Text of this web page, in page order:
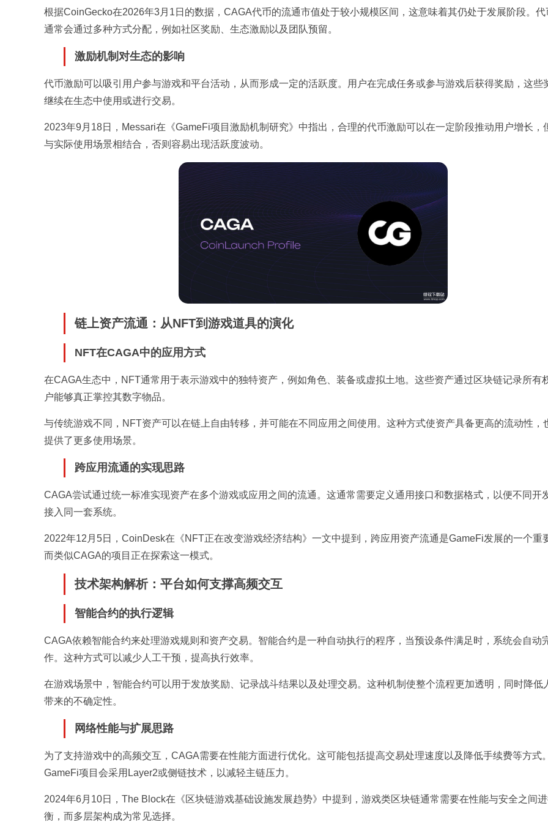
根据CoinGecko在2026年3月1日的数据，CAGA代币的流通市值处于较小规模区间，这意味着其仍处于发展阶段。代
通常会通过多种方式分配，例如社区奖励、生态激励以及团队预留。
激励机制对生态的影响
代币激励可以吸引用户参与游戏和平台活动，从而形成一定的活跃度。用户在完成任务或参与游戏后获得奖励，这些
继续在生态中使用或进行交易。
2023年9月18日，Messari在《GameFi项目激励机制研究》中指出，合理的代币激励可以在一定阶段推动用户增长，
与实际使用场景相结合，否则容易出现活跃度波动。
链上资产流通：从NFT到游戏道具的演化
NFT在CAGA中的应用方式
在CAGA生态中，NFT通常用于表示游戏中的独特资产，例如角色、装备或虚拟土地。这些资产通过区块链记录所有
户能够真正掌控其数字物品。
与传统游戏不同，NFT资产可以在链上自由转移，并可能在不同应用之间使用。这种方式使资产具备更高的流动性，
提供了更多使用场景。
跨应用流通的实现思路
CAGA尝试通过统一标准实现资产在多个游戏或应用之间的流通。这通常需要定义通用接口和数据格式，以便不同开
接入同一套系统。
2022年12月5日，CoinDesk在《NFT正在改变游戏经济结构》一文中提到，跨应用资产流通是GameFi发展的一个重
而类似CAGA的项目正在探索这一模式。
技术架构解析：平台如何支撑高频交互
智能合约的执行逻辑
CAGA依赖智能合约来处理游戏规则和资产交易。智能合约是一种自动执行的程序，当预设条件满足时，系统会自动
作。这种方式可以减少人工干预，提高执行效率。
在游戏场景中，智能合约可以用于发放奖励、记录战斗结果以及处理交易。这种机制使整个流程更加透明，同时降低
带来的不确定性。
网络性能与扩展思路
为了支持游戏中的高频交互，CAGA需要在性能方面进行优化。这可能包括提高交易处理速度以及降低手续费等方式
GameFi项目会采用Layer2或侧链技术，以减轻主链压力。
2024年6月10日，The Block在《区块链游戏基础设施发展趋势》中提到，游戏类区块链通常需要在性能与安全之间
衡，而多层架构成为常见选择。